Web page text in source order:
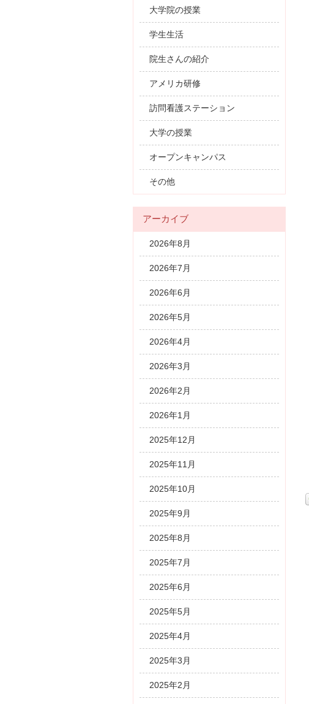
大学院の授業
学生生活
院生さんの紹介
アメリカ研修
訪問看護ステーション
大学の授業
オープンキャンパス
その他
アーカイブ
2026年8月
2026年7月
2026年6月
2026年5月
2026年4月
2026年3月
2026年2月
2026年1月
2025年12月
2025年11月
2025年10月
2025年9月
2025年8月
2025年7月
2025年6月
2025年5月
2025年4月
2025年3月
2025年2月